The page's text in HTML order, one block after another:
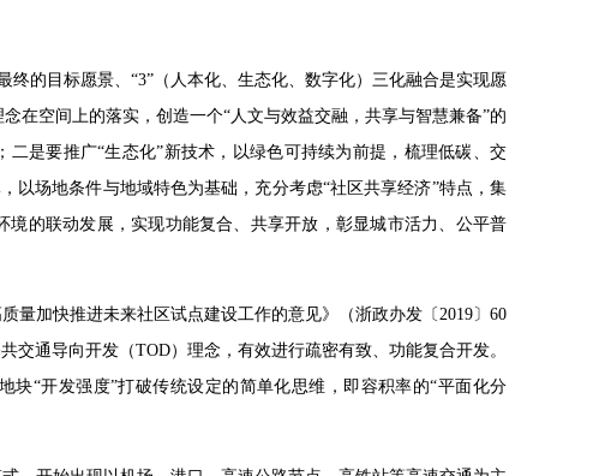
终的目标愿景、“3”（人本化、生态化、数字化）三化融合是实现愿
在空间上的落实，创造一个“人文与效益交融，共享与智慧兼备”的
是要推广“生态化”新技术，以绿色可持续为前提，梳理低碳、交
以场地条件与地域特色为基础，充分考虑“社区共享经济”特点，集
的联动发展，实现功能复合、共享开放，彰显城市活力、公平普
量加快推进未来社区试点建设工作的意见》（浙政办发〔2019〕60
通导向开发（TOD）理念，有效进行疏密有致、功能复合开发。
块“开发强度”打破传统设定的简单化思维，即容积率的“平面化分